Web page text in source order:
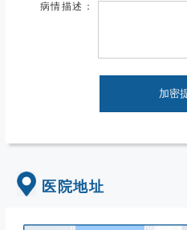
病情描述：
加密
医院地址